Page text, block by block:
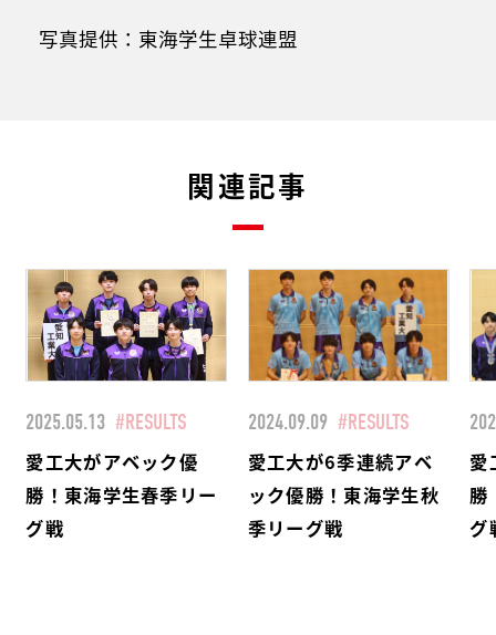
写真提供：東海学生卓球連盟
関連記事
2025.05.13 #RESULTS
愛工大がアベック優
勝！東海学生春季リー
グ戦
2024.09.09 #RESULTS
愛工大が6季連続アベ
ック優勝！東海学生秋
季リーグ戦
愛
勝
グ